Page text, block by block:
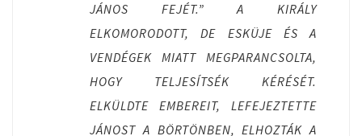
JÁNOS FEJÉT.” A KIRÁLY
ELKOMORODOTT, DE ESKÜJE ÉS A
VENDÉGEK MIATT MEGPARANCSOLTA,
HOGY TELJESÍTSÉK KÉRÉSÉT.
ELKÜLDTE EMBEREIT, LEFEJEZTETTE
JÁNOST A BÖRTÖNBEN, ELHOZTÁK A